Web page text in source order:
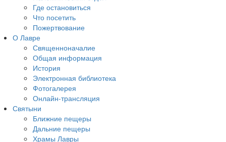
Где остановиться
Что посетить
Пожертвование
О Лавре
Священноначалие
Общая информация
История
Электронная библиотека
Фотогалерея
Онлайн-трансляция
Святыни
Ближние пещеры
Дальние пещеры
Храмы Лавры